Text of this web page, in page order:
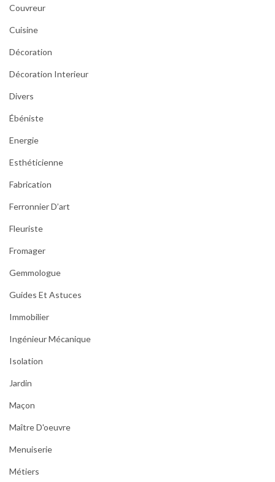
Couvreur
Cuisine
Décoration
Décoration Interieur
Divers
Ébéniste
Energie
Esthéticienne
Fabrication
Ferronnier D’art
Fleuriste
Fromager
Gemmologue
Guides Et Astuces
Immobilier
Ingénieur Mécanique
Isolation
Jardin
Maçon
Maître D'oeuvre
Menuiserie
Métiers